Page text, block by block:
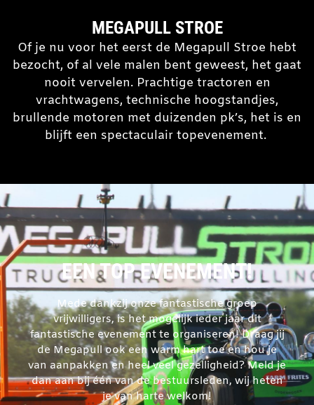
MEGAPULL STROE
Of je nu voor het eerst de Megapull Stroe hebt
bezocht, of al vele malen bent geweest, het gaat
nooit vervelen. Prachtige tractoren en
vrachtwagens, technische hoogstandjes,
brullende motoren met duizenden pk’s, het is en
blijft een spectaculair topevenement.
EEN TOP EVENEMENT!
Mede dankzij onze fantastische groep
vrijwilligers, is het mogelijk ieder jaar dit
fantastische evenement te organiseren! Draag jij
de Megapull ook een warm hart toe en hou je
van aanpakken en heel veel gezelligheid? Meld je
dan aan bij één van de bestuursleden, wij heten
je van harte welkom!